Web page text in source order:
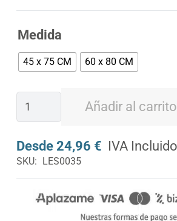
Medida
45 x 75 CM 60 x 80 CM
Terminado
Lestare
Añadir al carrito
Desde 24,96 €
SKU: LES0035